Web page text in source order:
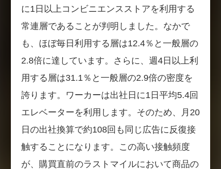
に1日以上コンビニエンスストアを利用する
常連層であることが判明しました。なかで
も、ほぼ毎日利用する層は12.4％と一般層の
2.8倍に達しています。さらに、週4日以上利
用する層は31.1％と一般層の2.9倍の密度を
誇ります。ワーカーは出社日に1日平均5.4回
エレベーターを利用します。そのため、月20
日の出社換算で約108回も同じ広告に反復接
触することになります。この高い接触頻度
が、購買直前のラストマイルにおいて商品の